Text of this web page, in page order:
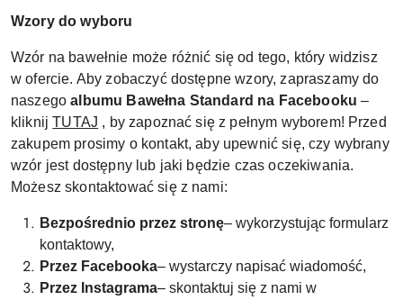
Wzory do wyboru
Wzór na bawełnie może różnić się od tego, który widzisz
w ofercie. Aby zobaczyć dostępne wzory, zapraszamy do
naszegoalbumu Bawełna Standard na Facebooku –
kliknijTUTAJ , by zapoznać się z pełnym wyborem! Przed
zakupem prosimy o kontakt, aby upewnić się, czy wybrany
wzór jest dostępny lub jaki będzie czas oczekiwania.
Możesz skontaktować się z nami:
Bezpośrednio przez stronę– wykorzystując formularz
kontaktowy,
Przez Facebooka– wystarczy napisać wiadomość,
Przez Instagrama– skontaktuj się z nami w